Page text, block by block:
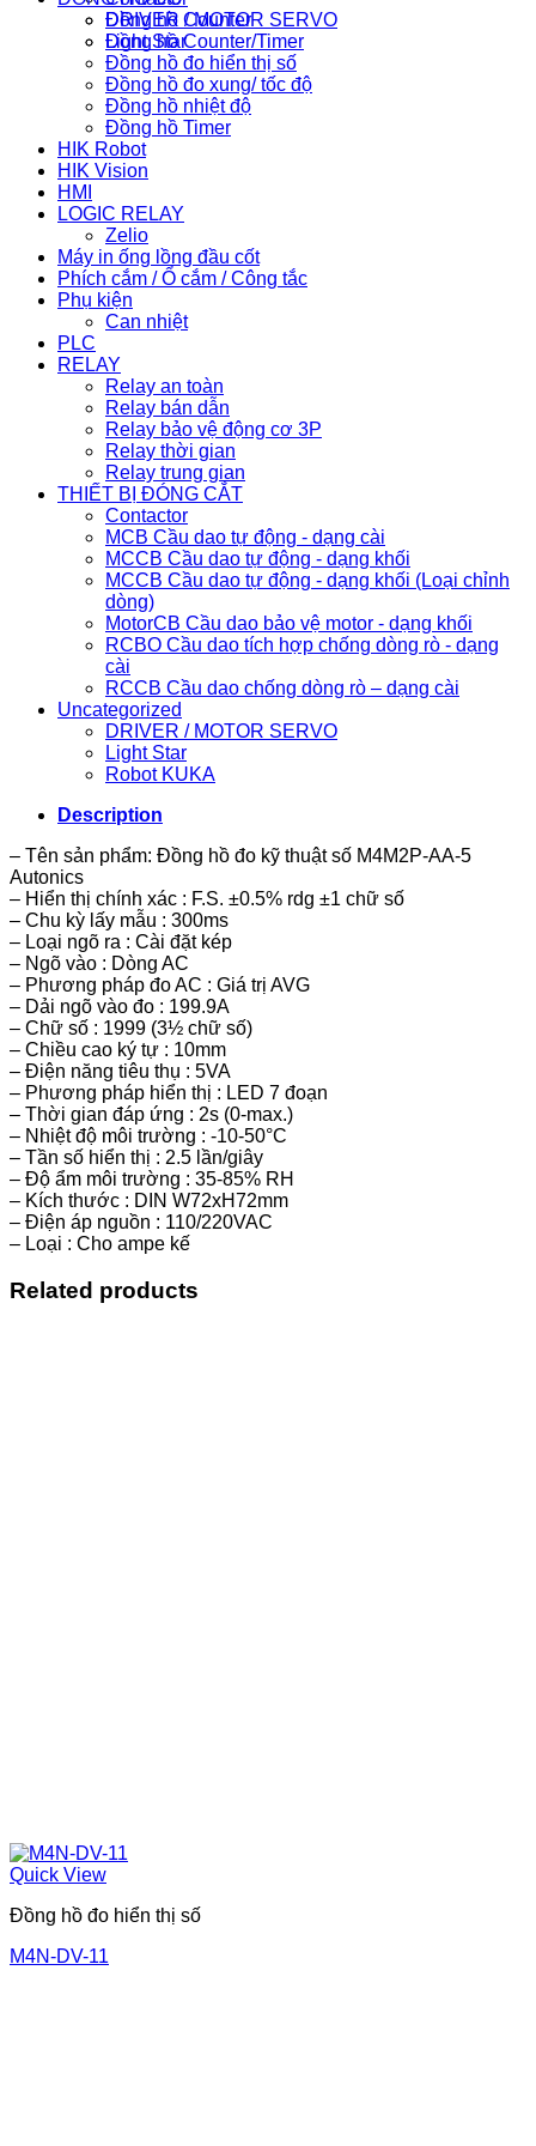
DRIVER / MOTOR SERVO
Light Star
Đồng hồ Counter
Đồng hồ Counter/Timer
Đồng hồ đo hiển thị số
Đồng hồ đo xung/ tốc độ
Đồng hồ nhiệt độ
Đồng hồ Timer
HIK Robot
HIK Vision
HMI
LOGIC RELAY
Zelio
Máy in ống lồng đầu cốt
Phích cắm / Ổ cắm / Công tắc
Phụ kiện
Can nhiệt
PLC
RELAY
Relay an toàn
Relay bán dẫn
Relay bảo vệ động cơ 3P
Relay thời gian
Relay trung gian
THIẾT BỊ ĐÓNG CẮT
Contactor
MCB Cầu dao tự động - dạng cài
MCCB Cầu dao tự động - dạng khối
MCCB Cầu dao tự động - dạng khối (Loại chỉnh
dòng)
MotorCB Cầu dao bảo vệ motor - dạng khối
RCBO Cầu dao tích hợp chống dòng rò - dạng
cài
RCCB Cầu dao chống dòng rò – dạng cài
Uncategorized
DRIVER / MOTOR SERVO
Light Star
Robot KUKA
Description
– Tên sản phẩm: Đồng hồ đo kỹ thuật số M4M2P-AA-5
Autonics
– Hiển thị chính xác : F.S. ±0.5% rdg ±1 chữ số
– Chu kỳ lấy mẫu : 300ms
– Loại ngõ ra : Cài đặt kép
– Ngõ vào : Dòng AC
– Phương pháp đo AC : Giá trị AVG
– Dải ngõ vào đo : 199.9A
– Chữ số : 1999 (3½ chữ số)
– Chiều cao ký tự : 10mm
– Điện năng tiêu thụ : 5VA
– Phương pháp hiển thị : LED 7 đoạn
– Thời gian đáp ứng : 2s (0-max.)
– Nhiệt độ môi trường : -10-50°C
– Tần số hiển thị : 2.5 lần/giây
– Độ ẩm môi trường : 35-85% RH
– Kích thước : DIN W72xH72mm
– Điện áp nguồn : 110/220VAC
– Loại : Cho ampe kế
Related products
Quick View
Đồng hồ đo hiển thị số
M4N-DV-11